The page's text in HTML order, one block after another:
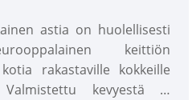
astia on huolellisesti
keittiön
rakastaville kokkeille
kevyestä ja